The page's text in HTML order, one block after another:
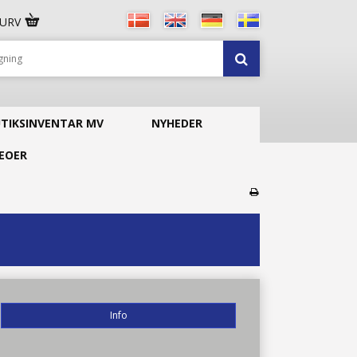
MV NYHEDER
Info